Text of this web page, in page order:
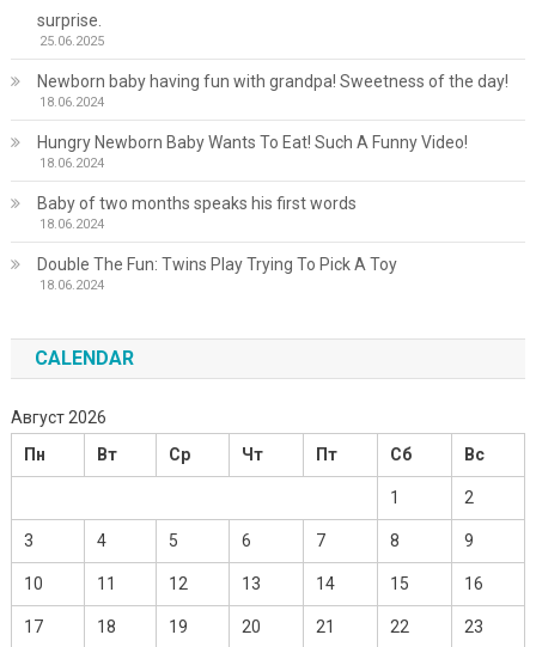
surprise.
25.06.2025
Newborn baby having fun with grandpa! Sweetness of the day!
18.06.2024
Hungry Newborn Baby Wants To Eat! Such A Funny Video!
18.06.2024
Baby of two months speaks his first words
18.06.2024
Double The Fun: Twins Play Trying To Pick A Toy
18.06.2024
CALENDAR
Август 2026
Пн
Вт Ср Чт Пт Сб Вс
1 2
3 4 5 6 7 8 9
10 11 12 13 14 15 16
17 18 19 20 21 22 23